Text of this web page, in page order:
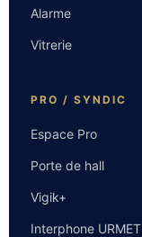
Alarme
Vitrerie
PRO / SYNDIC
Espace Pro
Porte de hall
Vigik+
Interphone URMET